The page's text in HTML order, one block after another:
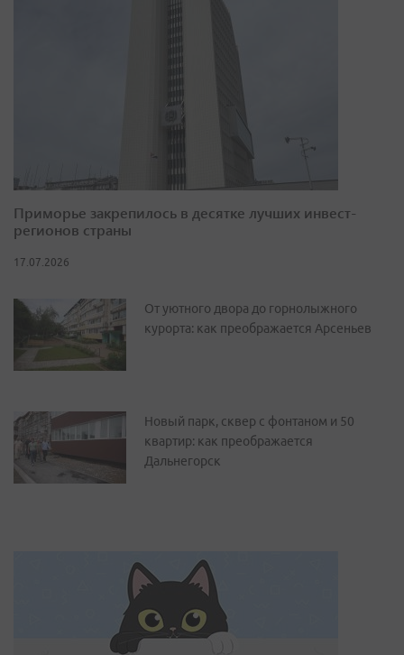
Приморье закрепилось в десятке лучших инвест-
регионов страны
17.07.2026
От уютного двора до горнолыжного
курорта: как преображается Арсеньев
Новый парк, сквер с фонтаном и 50
квартир: как преображается
Дальнегорск